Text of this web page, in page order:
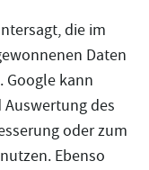
die im
Daten
Google kann
des
oder zum
Ebenso